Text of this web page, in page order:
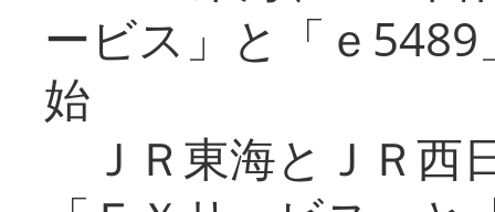
ービス」と「ｅ
始
ＪＲ東海とＪＲ西